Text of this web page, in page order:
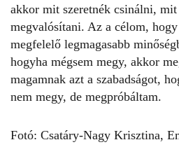
akkor mit szeretnék csinálni, mit
megvalósítani. Az a célom, hogy
megfelelő legmagasabb
hogyha mégsem megy, akkor
magamnak azt a szabadságot,
nem megy, de megpróbáltam.
Fotó: Csatáry-Nagy Krisztina,